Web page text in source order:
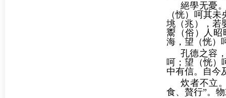
絕學无憂
（恍）呵其
垗（兆），若
鬻（俗）人昭
海，望（恍）
孔德之容
呵；望（恍）
中有信。自今
炊者不立
食、贅行”。